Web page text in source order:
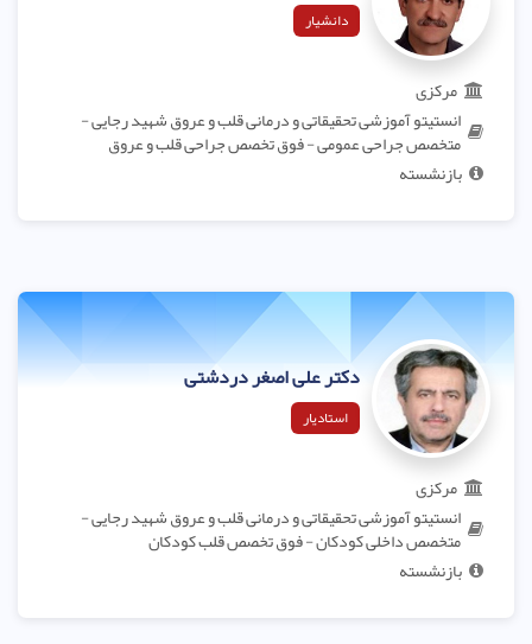
دانشیار
مرکزی
انستیتو آموزشی تحقیقاتی و درمانی قلب و عروق شهید رجایی -
متخصص جراحی عمومی - فوق تخصص جراحی قلب و عروق
بازنشسته
دکتر علی اصغر دردشتی
استادیار
مرکزی
انستیتو آموزشی تحقیقاتی و درمانی قلب و عروق شهید رجایی -
متخصص داخلی کودکان - فوق تخصص قلب کودکان
بازنشسته